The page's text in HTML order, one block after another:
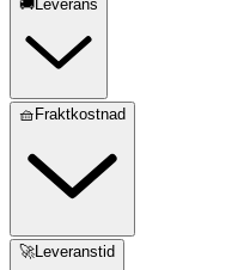
🚚Leverans
🧺Fraktkostnad
🚀Leveranstid